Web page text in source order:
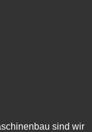
sind wir